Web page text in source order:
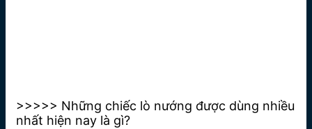
>>>>> Những chiếc lò nướng được dùng nhiều
nhất hiện nay là gì?